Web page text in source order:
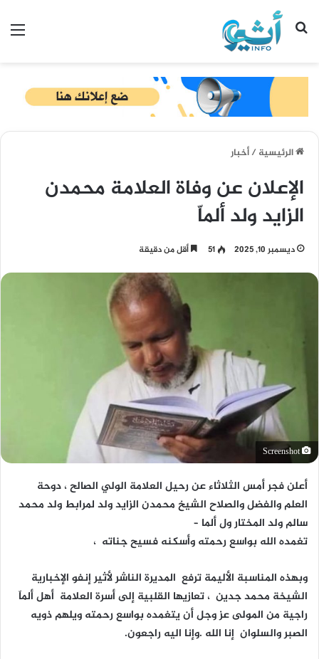
بحث عن
الرئيسية/أخبار
الإعلان عن وفاة العلامة محمدن
الزايد ولد ألماّ
ديسمبر 10, 2025 51 أقل من دقيقة
Screenshot
أعلن فجر أمس الثلاثاء عن رحيل العلامة الولي الصالح ، دوحة
العلم والفضل والصلاح الشيخ محمدن الزايد ولد لمرابط ولد محمد
سالم ولد المختار ول ألما –
تغمده الله بواسع رحمته وأسكنه فسيح جناته ،
وبهذه المناسبة الأليمة ترفع المديرة الناشر لأثير إنفو الإخبارية
الشيخة محمد جدين ، تعازيها القلبية إلى أسرة العلامة أهل ألماّ
راجية من المولى عز وجل أن يتغمده بواسع رحمته ويلهم ذويه
الصبر والسلوان إنا الله .وإنا اليه راجعون.